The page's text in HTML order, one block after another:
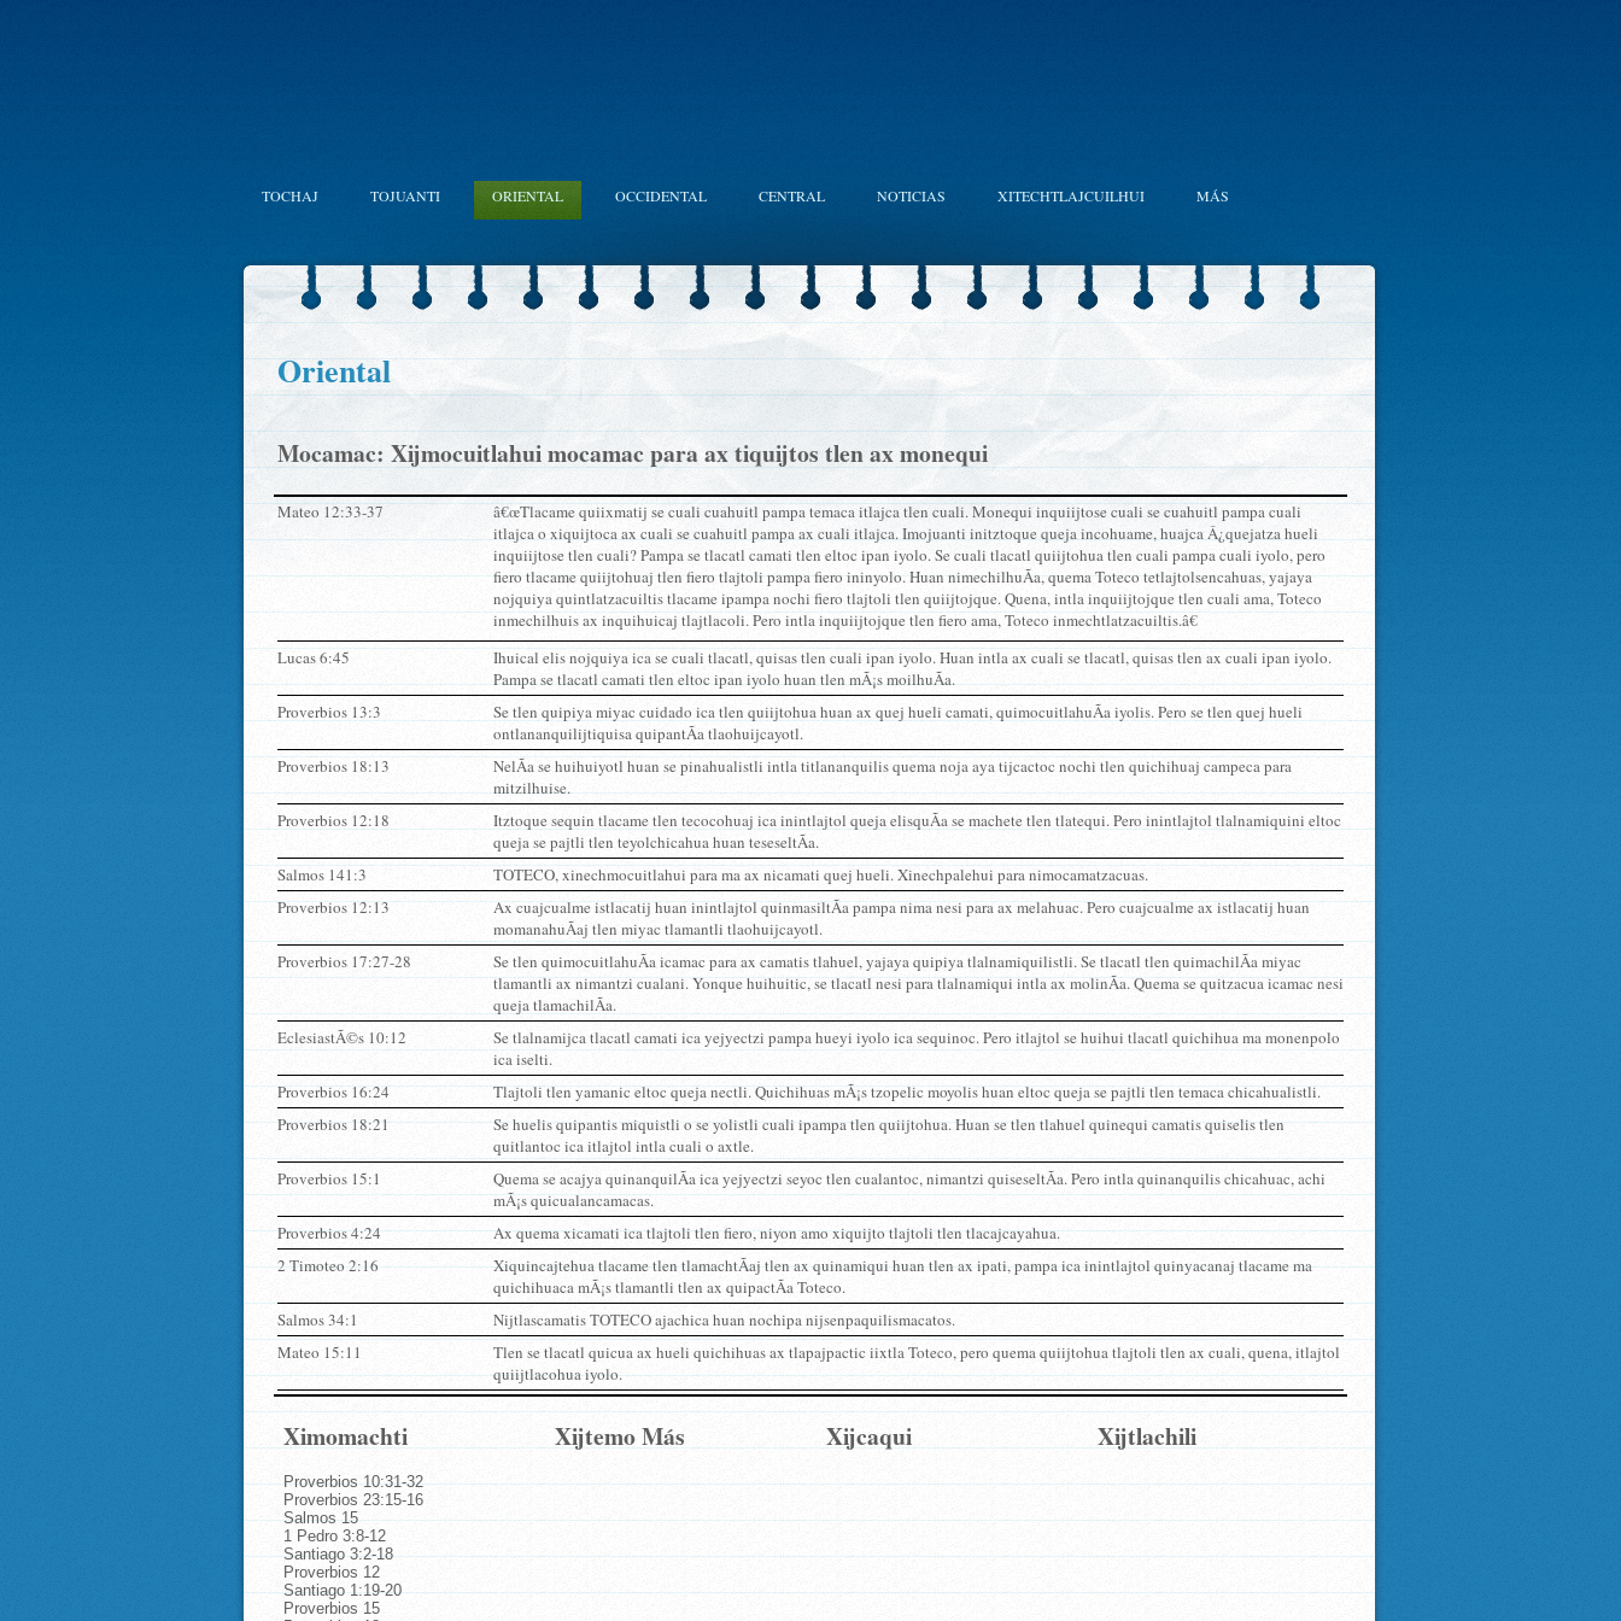
TOCHAJ TOJUANTI ORIENTAL OCCIDENTAL CENTRAL NOTICIAS XITECHTLAJCUILHUI MÁS
Oriental
Mocamac: Xijmocuitlahui mocamac para ax tiquijtos tlen ax monequi
Mateo 12:33-37
â€œTlacame quiixmatij se cuali cuahuitl pampa temaca itlajca tlen cuali. Monequi inquiijtose cuali se cuahuitl pampa cuali
itlajca o xiquijtoca ax cuali se cuahuitl pampa ax cuali itlajca. Imojuanti initztoque queja incohuame, huajca Â¿quejatza hueli
inquiijtose tlen cuali? Pampa se tlacatl camati tlen eltoc ipan iyolo. Se cuali tlacatl quiijtohua tlen cuali pampa cuali iyolo, pero
fiero tlacame quiijtohuaj tlen fiero tlajtoli pampa fiero ininyolo. Huan nimechilhuÃ­a, quema Toteco tetlajtolsencahuas, yajaya
nojquiya quintlatzacuiltis tlacame ipampa nochi fiero tlajtoli tlen quiijtojque. Quena, intla inquiijtojque tlen cuali ama, Toteco
inmechilhuis ax inquihuicaj tlajtlacoli. Pero intla inquiijtojque tlen fiero ama, Toteco inmechtlatzacuiltis.â€
Lucas 6:45
Ihuical elis nojquiya ica se cuali tlacatl, quisas tlen cuali ipan iyolo. Huan intla ax cuali se tlacatl, quisas tlen ax cuali ipan iyolo.
Pampa se tlacatl camati tlen eltoc ipan iyolo huan tlen mÃ¡s moilhuÃ­a.
Proverbios 13:3
Se tlen quipiya miyac cuidado ica tlen quiijtohua huan ax quej hueli camati, quimocuitlahuÃ­a iyolis. Pero se tlen quej hueli
ontlananquilijtiquisa quipantÃ­a tlaohuijcayotl.
Proverbios 18:13
NelÃ­a se huihuiyotl huan se pinahualistli intla titlananquilis quema noja aya tijcactoc nochi tlen quichihuaj campeca para
mitzilhuise.
Proverbios 12:18
Itztoque sequin tlacame tlen tecocohuaj ica inintlajtol queja elisquÃ­a se machete tlen tlatequi. Pero inintlajtol tlalnamiquini eltoc
queja se pajtli tlen teyolchicahua huan teseseltÃ­a.
Salmos 141:3
TOTECO, xinechmocuitlahui para ma ax nicamati quej hueli. Xinechpalehui para nimocamatzacuas.
Proverbios 12:13
Ax cuajcualme istlacatij huan inintlajtol quinmasiltÃ­a pampa nima nesi para ax melahuac. Pero cuajcualme ax istlacatij huan
momanahuÃ­aj tlen miyac tlamantli tlaohuijcayotl.
Proverbios 17:27-28
Se tlen quimocuitlahuÃ­a icamac para ax camatis tlahuel, yajaya quipiya tlalnamiquilistli. Se tlacatl tlen quimachilÃ­a miyac
tlamantli ax nimantzi cualani. Yonque huihuitic, se tlacatl nesi para tlalnamiqui intla ax molinÃ­a. Quema se quitzacua icamac nesi
queja tlamachilÃ­a.
EclesiastÃ©s 10:12
Se tlalnamijca tlacatl camati ica yejyectzi pampa hueyi iyolo ica sequinoc. Pero itlajtol se huihui tlacatl quichihua ma monenpolo
ica iselti.
Proverbios 16:24
Tlajtoli tlen yamanic eltoc queja nectli. Quichihuas mÃ¡s tzopelic moyolis huan eltoc queja se pajtli tlen temaca chicahualistli.
Proverbios 18:21
Se huelis quipantis miquistli o se yolistli cuali ipampa tlen quiijtohua. Huan se tlen tlahuel quinequi camatis quiselis tlen
quitlantoc ica itlajtol intla cuali o axtle.
Proverbios 15:1
Quema se acajya quinanquilÃ­a ica yejyectzi seyoc tlen cualantoc, nimantzi quiseseltÃ­a. Pero intla quinanquilis chicahuac, achi
mÃ¡s quicualancamacas.
Proverbios 4:24
Ax quema xicamati ica tlajtoli tlen fiero, niyon amo xiquijto tlajtoli tlen tlacajcayahua.
2 Timoteo 2:16
Xiquincajtehua tlacame tlen tlamachtÃ­aj tlen ax quinamiqui huan tlen ax ipati, pampa ica inintlajtol quinyacanaj tlacame ma
quichihuaca mÃ¡s tlamantli tlen ax quipactÃ­a Toteco.
Salmos 34:1
Nijtlascamatis TOTECO ajachica huan nochipa nijsenpaquilismacatos.
Mateo 15:11
Tlen se tlacatl quicua ax hueli quichihuas ax tlapajpactic iixtla Toteco, pero quema quiijtohua tlajtoli tlen ax cuali, quena, itlajtol
quiijtlacohua iyolo.
Ximomachti Xijtemo Más Xijcaqui Xijtlachili
Proverbios 10:31-32
Proverbios 23:15-16
Salmos 15
1 Pedro 3:8-12
Santiago 3:2-18
Proverbios 12
Santiago 1:19-20
Proverbios 15